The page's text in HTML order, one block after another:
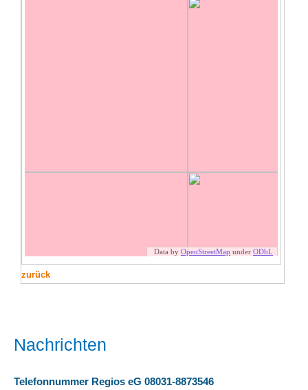
zurück
Nachrichten
Telefonnummer Regios eG 08031-8873546